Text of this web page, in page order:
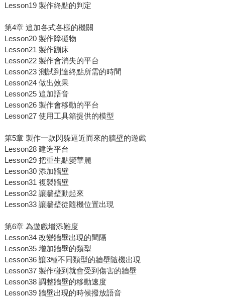
Lesson19 製作終點的判定
第4章 追加各式各樣的機關
Lesson20 製作障礙物
Lesson21 製作蹦床
Lesson22 製作會消失的平台
Lesson23 測試到達終點所需的時間
Lesson24 做出效果
Lesson25 追加語音
Lesson26 製作會移動的平台
Lesson27 使用工具箱提供的模型
第5章 製作一款閃躲逼近而來的牆壁的遊戲
Lesson28 建造平台
Lesson29 把重生點變華麗
Lesson30 添加牆壁
Lesson31 複製牆壁
Lesson32 讓牆壁動起來
Lesson33 讓牆壁從隨機位置出現
第6章 為遊戲增添難度
Lesson34 改變牆壁出現的間隔
Lesson35 增加牆壁的類型
Lesson36 讓3種不同類型的牆壁隨機出現
Lesson37 製作碰到就會受到傷害的牆壁
Lesson38 調整牆壁的移動速度
Lesson39 牆壁出現的時候撥放語音